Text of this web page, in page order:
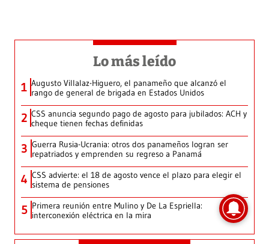
Lo más leído
1 Augusto Villalaz-Higuero, el panameño que alcanzó el
rango de general de brigada en Estados Unidos
2 CSS anuncia segundo pago de agosto para jubilados: ACH y
cheque tienen fechas definidas
3 Guerra Rusia-Ucrania: otros dos panameños logran ser
repatriados y emprenden su regreso a Panamá
4 CSS advierte: el 18 de agosto vence el plazo para elegir el
sistema de pensiones
5 Primera reunión entre Mulino y De La Espriella:
interconexión eléctrica en la mira